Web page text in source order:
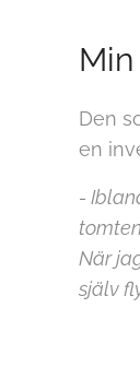
Den
en
-
När
själv